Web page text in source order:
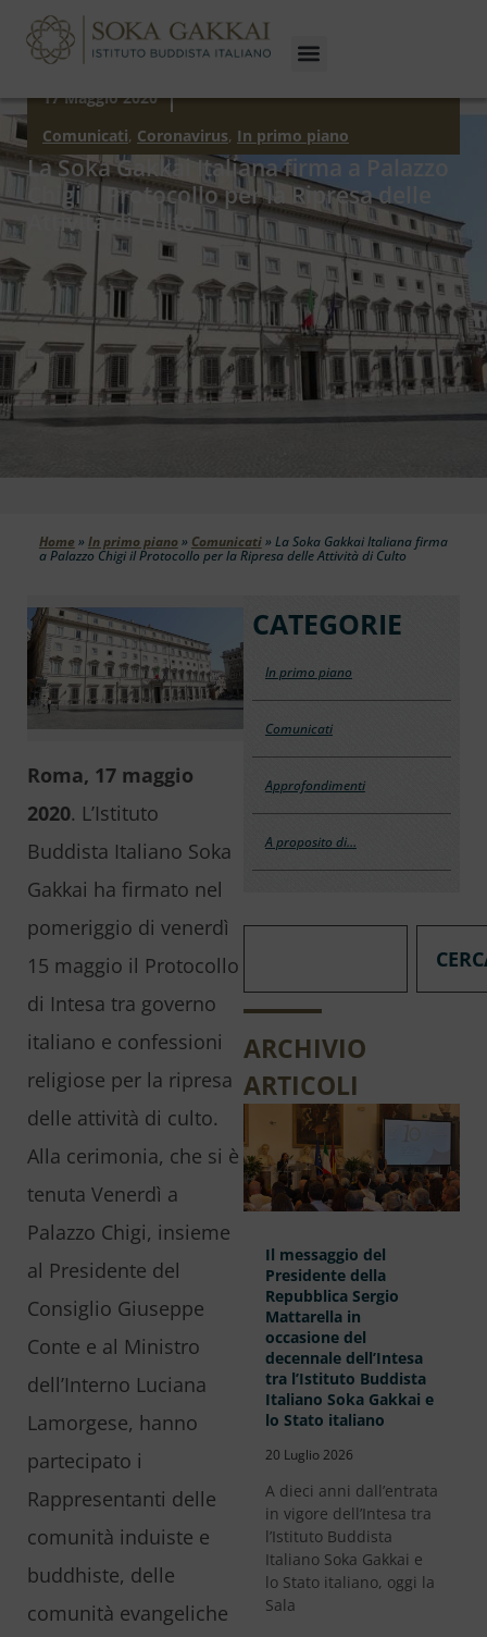
17 Maggio 2020
Comunicati, Coronavirus, In primo piano
La Soka Gakkai Italiana firma a Palazzo
Chigi il Protocollo per la Ripresa delle
Attività di Culto
Home » In primo piano» Comunicati» La Soka Gakkai Italiana firma
a Palazzo Chigi il Protocollo per la Ripresa delle Attività di Culto
Roma, 17 maggio
2020. L’Istituto
Buddista Italiano Soka
Gakkai ha firmato nel
pomeriggio di venerdì
15 maggio il Protocollo
di Intesa tra governo
italiano e confessioni
religiose per la ripresa
delle attività di culto.
Alla cerimonia, che si è
tenuta Venerdì a
Palazzo Chigi, insieme
al Presidente del
Consiglio Giuseppe
Conte e al Ministro
dell’Interno Luciana
Lamorgese, hanno
partecipato i
Rappresentanti delle
comunità induiste e
buddhiste, delle
comunità evangeliche
CATEGORIE
In primo piano
Comunicati
Approfondimenti
A proposito di…
ARCHIVIO
ARTICOLI
Il messaggio del
Presidente della
Repubblica Sergio
Mattarella in
occasione del
decennale dell’Intesa
tra l’Istituto Buddista
Italiano Soka Gakkai e
lo Stato italiano
20 Luglio 2026
A dieci anni dall’entrata
in vigore dell’Intesa tra
l’Istituto Buddista
Italiano Soka Gakkai e
lo Stato italiano, oggi la
Sala